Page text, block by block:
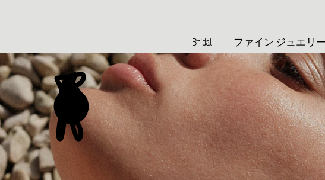
Bridal ファイン ジュエリー